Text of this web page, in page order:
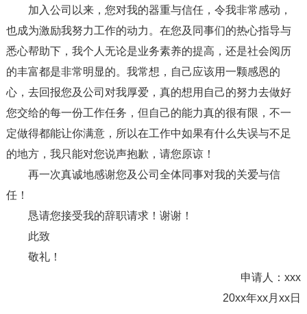
加入公司以来，您对我的器重与信任，令我非常感动，
也成为激励我努力工作的动力。在您及同事们的热心指导与
悉心帮助下，我个人无论是业务素养的提高，还是社会阅历
的丰富都是非常明显的。我常想，自己应该用一颗感恩的
心，去回报您及公司对我厚爱，真的想用自己的努力去做好
您交给的每一份工作任务，但自己的能力真的很有限，不一
定做得都能让你满意，所以在工作中如果有什么失误与不足
的地方，我只能对您说声抱歉，请您原谅！
再一次真诚地感谢您及公司全体同事对我的关爱与信
任！
恳请您接受我的辞职请求！谢谢！
此致
敬礼！
申请人：xxx
20xx年xx月xx日